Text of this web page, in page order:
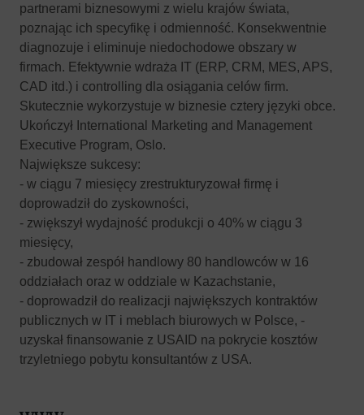
partnerami biznesowymi z wielu krajów świata,
poznając ich specyfikę i odmienność. Konsekwentnie
diagnozuje i eliminuje niedochodowe obszary w
firmach. Efektywnie wdraża IT (ERP, CRM, MES, APS,
CAD itd.) i controlling dla osiągania celów firm.
Skutecznie wykorzystuje w biznesie cztery języki obce.
Ukończył International Marketing and Management
Executive Program, Oslo.
Największe sukcesy:
- w ciągu 7 miesięcy zrestrukturyzował firmę i
doprowadził do zyskowności,
- zwiększył wydajność produkcji o 40% w ciągu 3
miesięcy,
- zbudował zespół handlowy 80 handlowców w 16
oddziałach oraz w oddziale w Kazachstanie,
- doprowadził do realizacji największych kontraktów
publicznych w IT i meblach biurowych w Polsce, -
uzyskał finansowanie z USAID na pokrycie kosztów
trzyletniego pobytu konsultantów z USA.